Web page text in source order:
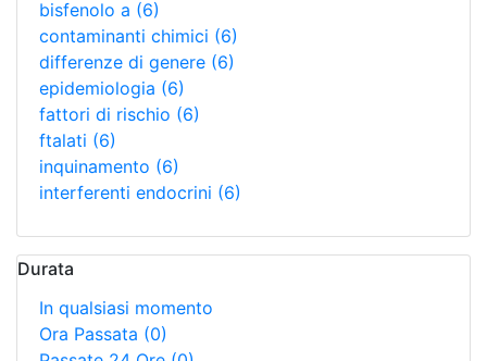
bisfenolo a (6)
contaminanti chimici (6)
differenze di genere (6)
epidemiologia (6)
fattori di rischio (6)
ftalati (6)
inquinamento (6)
interferenti endocrini (6)
Durata
In qualsiasi momento
Ora Passata (0)